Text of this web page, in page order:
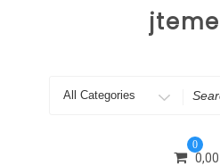
Search
0
0,00